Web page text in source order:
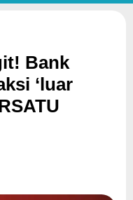
Bank
‘luar